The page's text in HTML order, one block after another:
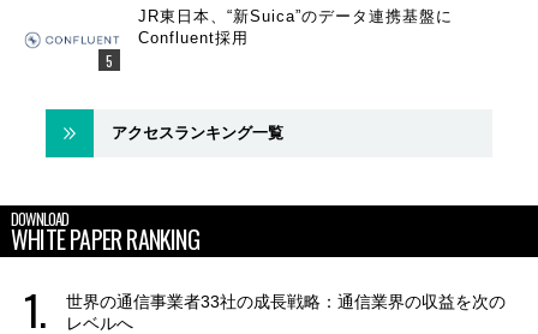
JR東日本、“新Suica”のデータ連携基盤に
Confluent採用
アクセスランキング一覧
DOWNLOAD
WHITE PAPER RANKING
世界の通信事業者33社の成長戦略：通信業界の収益を次の
レベルへ